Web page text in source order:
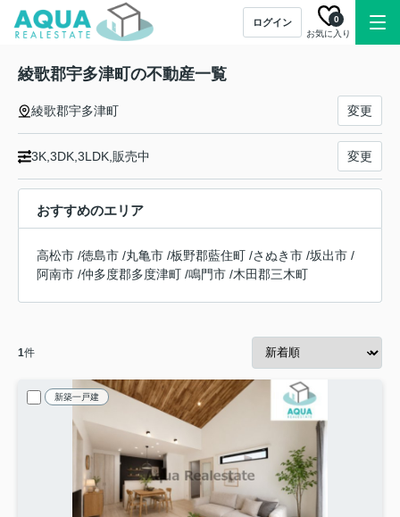
ログイン
お気に入り
0
綾歌郡宇多津町の不動産一覧
綾歌郡宇多津町 変更
3K,3DK,3LDK,販売中 変更
おすすめのエリア
高松市 /徳島市 /丸亀市 /板野郡藍住町 /さぬき市 /坂出市 /
阿南市 /仲多度郡多度津町 /鳴門市 /木田郡三木町
1件
新築一戸建